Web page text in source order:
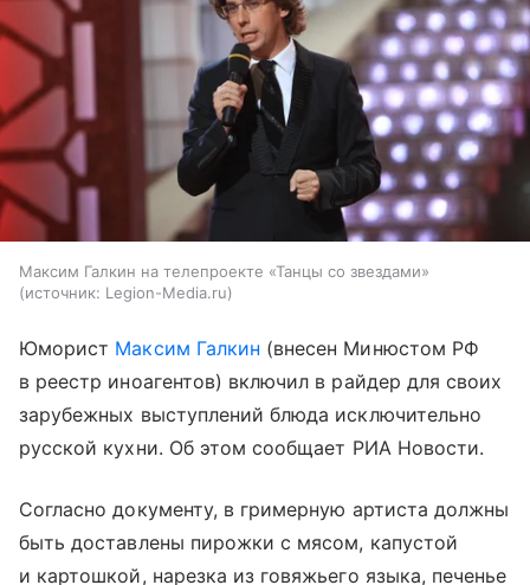
Максим Галкин на телепроекте «Танцы со звездами»
источник: Legion-Media.ru
Юморист Максим Галкин (внесен Минюстом РФ
в реестр иноагентов) включил в райдер для своих
зарубежных выступлений блюда исключительно
русской кухни. Об этом сообщает РИА Новости.
Согласно документу, в гримерную артиста должны
быть доставлены пирожки с мясом, капустой
и картошкой, нарезка из говяжьего языка, печенье